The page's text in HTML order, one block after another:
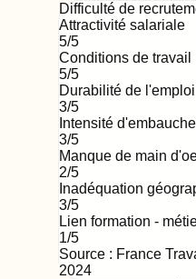
Difficulté de
Attractivité salariale
5/5
Conditions de travail
5/5
Durabilité de l'emploi
3/5
Intensité d'embauche
3/5
Manque de main
2/5
Inadéquation
3/5
Lien formation -
1/5
Source : France
2024